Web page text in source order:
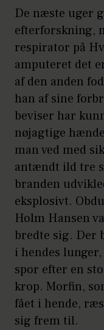
De næste uger
efterforskning,
respirator på
amputeret det
af den anden
han af sine
beviser har
nøjagtige
man ved med
antændt ild tre
branden
eksplosivt.
Holm Hansen
bredte sig. Der
i hendes
spor efter en
krop. Morfin,
fået i hende,
sig frem til.